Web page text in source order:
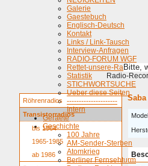
Galerie
Gaestebuch
Englisch-Deutsch
Kontakt
Links / Link-Tausch
Interview-Anfragen
RADIO-FORUM WGF
Rettet-unsere-Radios
Statistik
STICHWORTSUCHE
Ueber diese Seiten
---------------------
Intern
Geraete
Geschichte
100 Jahre
AM-Sender-Sterben
Atomkrieg
Berliner Fernsehturm
Bitte,
Radio-
Röhrenradios
Transistorradios
bis 1964
1965-1985
ab 1986
Saba